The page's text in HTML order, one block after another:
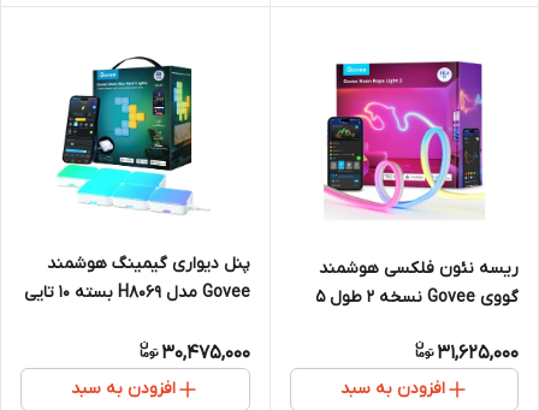
ریسه نئون فلکسی هوشمند
گووی Govee نسخه ۲ طول ۵
RGBIC AI
31,625,000
افزودن به سبد
پنل دیواری گیمینگ هوشمند
Govee مدل H8069 بسته ۱۰ تایی
30,475,000
افزودن به سبد